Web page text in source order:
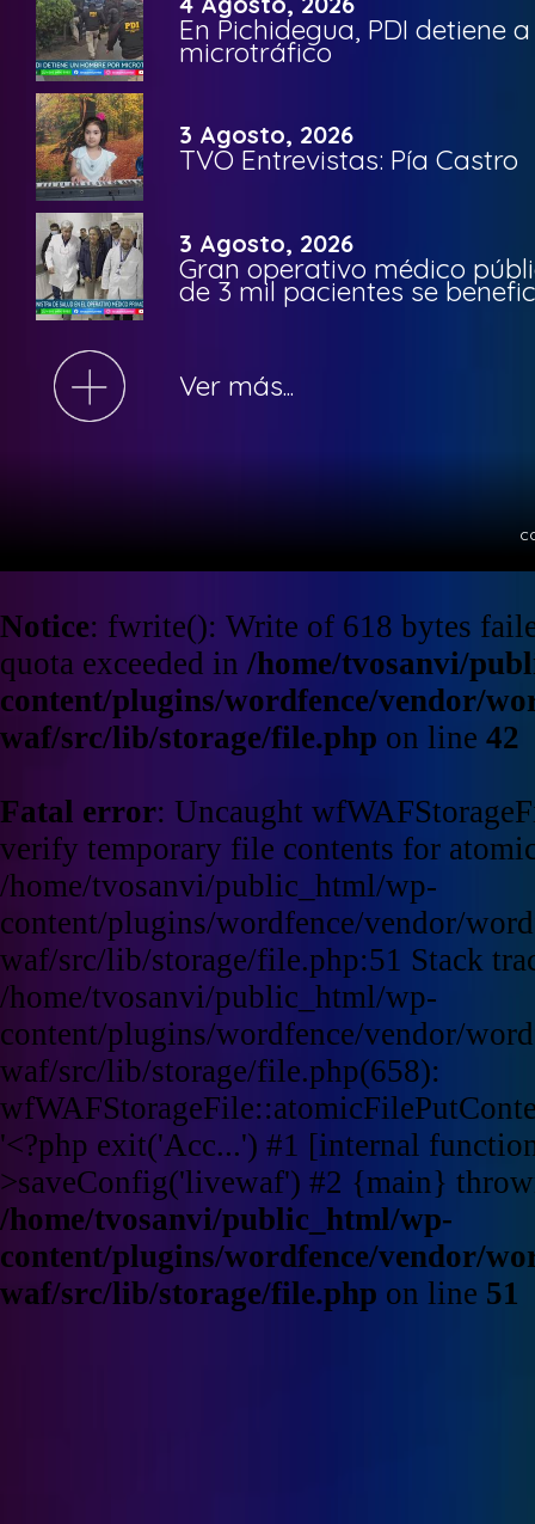
En Pichidegua, PDI detiene
microtráfico
3 Agosto, 2026
TVO Entrevistas: Pía Castro
3 Agosto, 2026
Gran operativo médico
de 3 mil pacientes se
Ver más...
Notice: fwrite(): Write of 618 bytes
quota exceeded in /home/tvosanvi/
content/plugins/wordfence/vendor/
waf/src/lib/storage/file.php on line 42
Fatal error: Uncaught
verify temporary file contents for
/home/tvosanvi/public_html/wp-
content/plugins/wordfence/vendor/
waf/src/lib/storage/file.php:51 Stack
/home/tvosanvi/public_html/wp-
content/plugins/wordfence/vendor/
waf/src/lib/storage/file.php(658):
'<?php exit('Acc...') #1 [internal
>saveConfig('livewaf') #2 {main}
/home/tvosanvi/public_html/wp-
content/plugins/wordfence/vendor/
waf/src/lib/storage/file.php on line 51